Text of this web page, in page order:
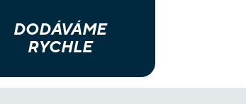
DODÁVÁME
RYCHLE